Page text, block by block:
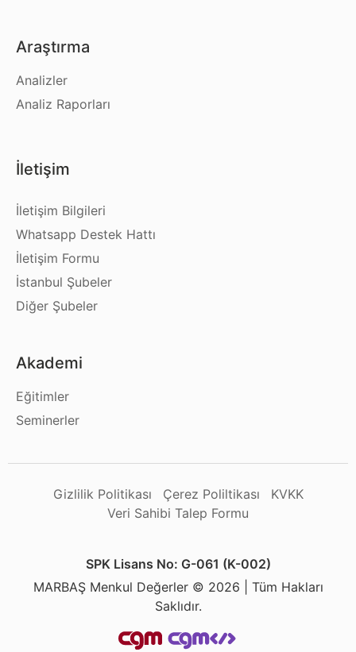
Araştırma
Analizler
Analiz Raporları
İletişim
İletişim Bilgileri
Whatsapp Destek Hattı
İletişim Formu
İstanbul Şubeler
Diğer Şubeler
Akademi
Eğitimler
Seminerler
Gizlilik Politikası Çerez Poliltikası
KVKK
Veri Sahibi Talep Formu
SPK Lisans No: G-061 (K-002)
MARBAŞ Menkul Değerler © 2026 | Tüm Hakları
Saklıdır.